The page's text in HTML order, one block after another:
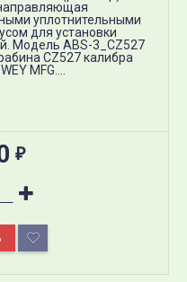
уплотнительными
для установки
Модель ABS-3_CZ527
CZ527 калибра
MFG....
₽